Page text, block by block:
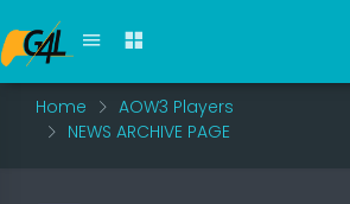
Home
AOW3 Players
NEWS ARCHIVE PAGE